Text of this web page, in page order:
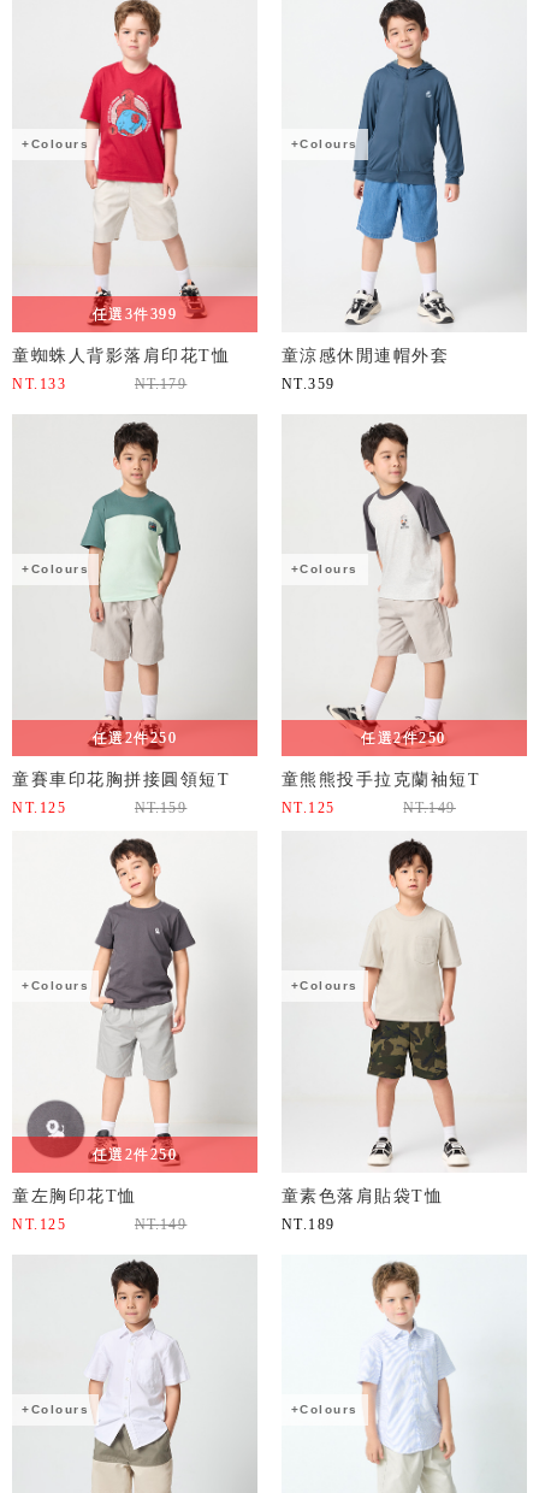
+Colours
任選3件399
童蜘蛛人背影落肩印花T恤
NT. 133 NT.179
+Colours
童涼感休閒連帽外套
NT.359
+Colours
任選2件250
童賽車印花胸拼接圓領短T
NT. 125 NT.159
+Colours
任選2件250
童熊熊投手拉克蘭袖短T
NT. 125 NT.149
+Colours
任選2件250
童左胸印花T恤
NT. 125 NT.149
+Colours
童素色落肩貼袋T恤
NT. 189
+Colours +Colours